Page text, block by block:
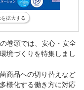
を拡大する
巻頭では、安心・安全
境づくりを特集しまし
商品への切り替えなど
様化する働き方に対応